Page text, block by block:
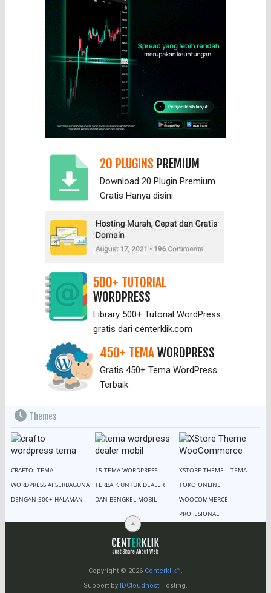
20 PLUGINS PREMIUM
Download 20 Plugin Premium
Gratis Hanya disini
500+ TUTORIAL
WORDPRESS
Library 500+ Tutorial WordPress
gratis dari centerklik.com
450+ TEMAWORDPRESS
Gratis 450+ Tema WordPress
Terbaik
Themes
CRAFTO: TEMA
WORDPRESS AI SERBAGUNA
DENGAN 500+ HALAMAN
15 TEMA WORDPRESS
TERBAIK UNTUK DEALER
DAN BENGKEL MOBIL
XSTORE THEME – TEMA
TOKO ONLINE
WOOCOMMERCE
PROFESIONAL
Copyright © 2026 Centerklik™.
Support by IDCloudhost Hosting.